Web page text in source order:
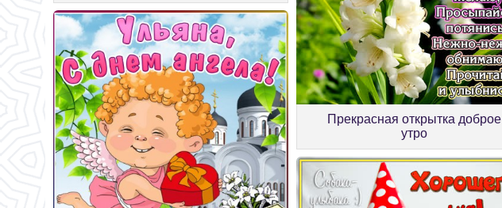
Прекрасная открытка доброе
утро